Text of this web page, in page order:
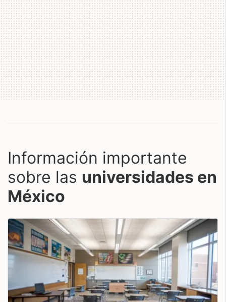
Información importante
sobre las universidades en
México